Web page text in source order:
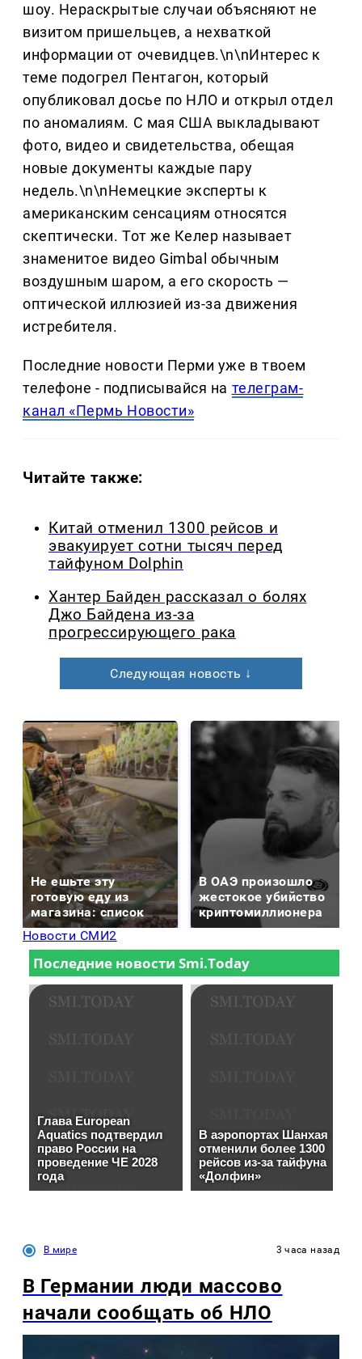
шоу. Нераскрытые случаи объясняют не
визитом пришельцев, а нехваткой
информации от очевидцев.\n\nИнтерес к
теме подогрел Пентагон, который
опубликовал досье по НЛО и открыл отдел
по аномалиям. С мая США выкладывают
фото, видео и свидетельства, обещая
новые документы каждые пару
недель.\n\nНемецкие эксперты к
американским сенсациям относятся
скептически. Тот же Келер называет
знаменитое видео Gimbal обычным
воздушным шаром, а его скорость —
оптической иллюзией из-за движения
истребителя.
Последние новости Перми уже в твоем
телефоне - подписывайся на телеграм-
канал «Пермь Новости»
Читайте также:
Китай отменил 1300 рейсов и
эвакуирует сотни тысяч перед
тайфуном Dolphin
Хантер Байден рассказал о болях
Джо Байдена из-за
прогрессирующего рака
Следующая новость ↓
Не ешьте эту
готовую еду из
магазина: список
В ОАЭ произошло
жестокое убийство
криптомиллионера
Новости СМИ2
В мире 3 часа назад
В Германии люди массово
начали сообщать об НЛО